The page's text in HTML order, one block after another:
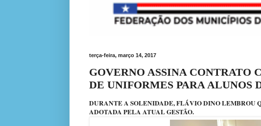
terça-feira, março 14, 2017
GOVERNO ASSINA CONTRATO
DE UNIFORMES PARA ALUNOS
DURANTE A SOLENIDADE, FLÁVIO DINO LEMBROU
ADOTADA PELA ATUAL GESTÃO.